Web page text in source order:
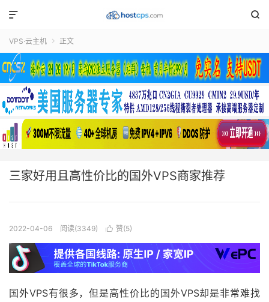


VPS·云主机  正文
三家好用且高性价比的国外VPS商家推荐
2022-04-06 阅读(3349)  赞(5)
国外VPS有很多，但是高性价比的国外VPS却是非常难找